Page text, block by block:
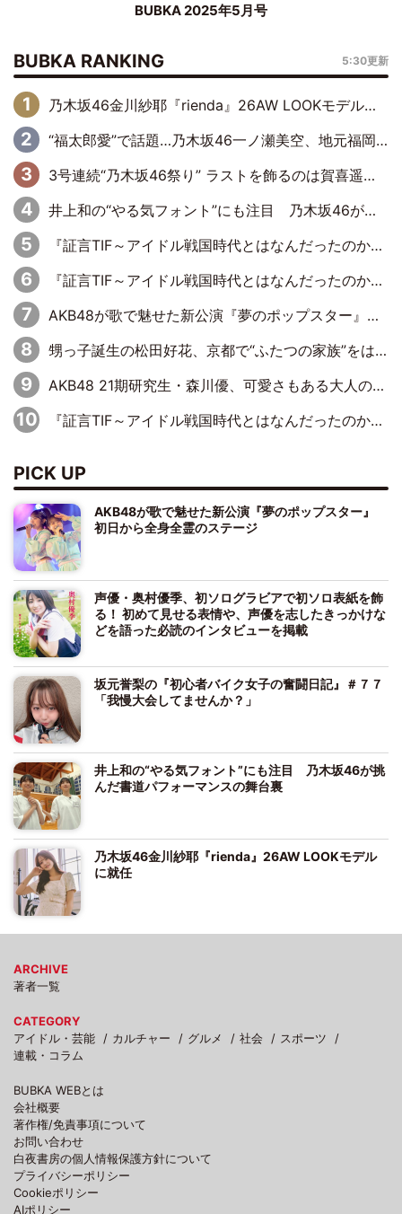
BUBKA 2025年5月号
BUBKA RANKING 5:30更新
乃木坂46金川紗耶『rienda』26AW LOOKモデルに就任
“福太郎愛”で話題…乃木坂46一ノ瀬美空、地元福岡『めんべい25周年トップサポーター』に就任
3号連続“乃木坂46祭り” ラストを飾るのは賀喜遥香…5年ぶりの登場に「5年分大人になった私を見ていただけたら」
井上和の“やる気フォント”にも注目 乃木坂46が挑んだ書道パフォーマンスの舞台裏
『証言TIF～アイドル戦国時代とはなんだったのか～』第6回：でんぱ組.inc・古川未鈴×相沢梨紗「『ハロプロやりたかったな』って言ったら、夢眠ねむさんに『てめえはでんぱ組．incなんだよ！』って肩パンされて(笑)」
『証言TIF～アイドル戦国時代とはなんだったのか～』第11回：私立恵比寿中学・真山りか×安本彩花「TIFで10年ぶりのキョンシーメイクをしたら、場を完全に引かせてしまって。時代が変わったんだなって」
AKB48が歌で魅せた新公演『夢のポップスター』 初日から全身全霊のステージ
甥っ子誕生の松田好花、京都で“ふたつの家族”をはしご！ “母”黒谷友香に見送られ、“父”松岡昌宏とはハシゴ酒
AKB48 21期研究生・森川優、可愛さもある大人の女性に
『証言TIF～アイドル戦国時代とはなんだったのか～』第10回：さくら学院・武藤彩未×飯田らうら「正直、中3で辞めるというのを信じてなくて。そう言われてはいたけど、嘘でしょって」
PICK UP
AKB48が歌で魅せた新公演『夢のポップスター』
初日から全身全霊のステージ
声優・奥村優季、初ソログラビアで初ソロ表紙を飾
る！ 初めて見せる表情や、声優を志したきっかけな
どを語った必読のインタビューを掲載
坂元誉梨の『初心者バイク女子の奮闘日記』＃７７
「我慢大会してませんか？」
井上和の“やる気フォント”にも注目 乃木坂46が挑
んだ書道パフォーマンスの舞台裏
乃木坂46金川紗耶『rienda』26AW LOOKモデル
に就任
ARCHIVE
著者一覧
CATEGORY
アイドル・芸能
カルチャー グルメ 社会
スポーツ
連載・コラム
BUBKA WEBとは
会社概要
著作権/免責事項について
お問い合わせ
白夜書房の個人情報保護方針について
プライバシーポリシー
Cookieポリシー
AIポリシー